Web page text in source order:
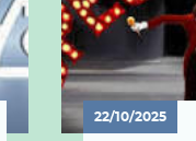
22/10/2025